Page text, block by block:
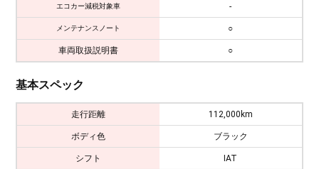
エコカー減税対象車 -
メンテナンスノート ○
車両取扱説明書 ○
基本スペック
走行距離 112,000km
ボディ色 ブラック
シフト IAT